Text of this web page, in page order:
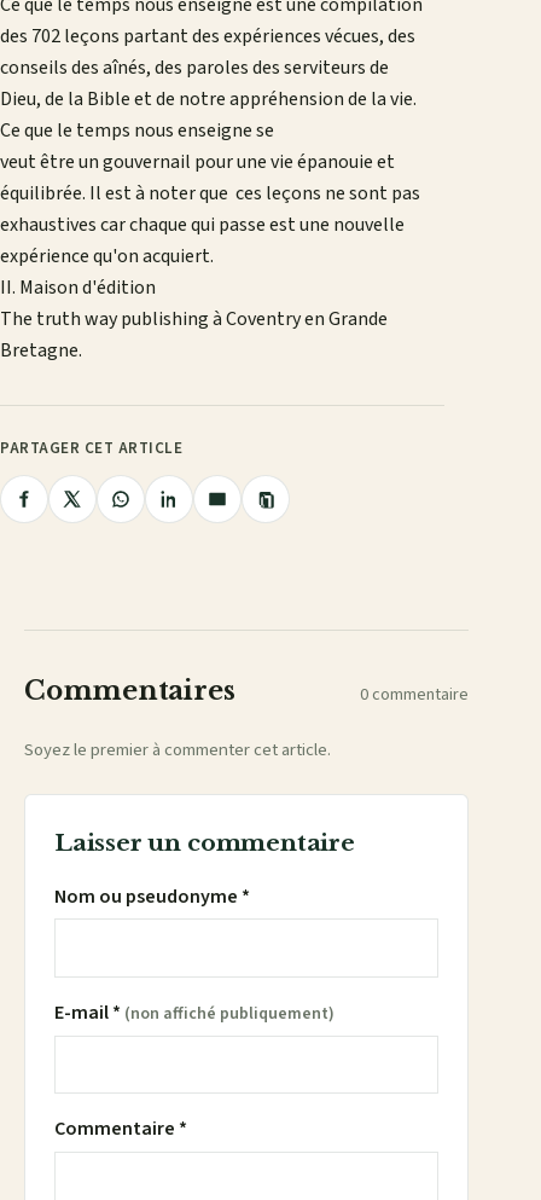
des 702 leçons partant des expériences vécues, des
conseils des aînés, des paroles des serviteurs de
Dieu, de la Bible et de notre appréhension de la vie.
Ce que le temps nous enseigne se
veut être un gouvernail pour une vie épanouie et
équilibrée. Il est à noter que ces leçons ne sont pas
exhaustives car chaque qui passe est une nouvelle
expérience qu'on acquiert.
II. Maison d'édition
The truth way publishing à Coventry en Grande
Bretagne.
PARTAGER CET ARTICLE
PartagerPartagerPartagerPartagerPartager
Copier
le
Commentaires 0 commentaire
Soyez le premier à commenter cet article.
Laisser un commentaire
Nom ou pseudonyme *
E-mail * (non affiché publiquement)
Commentaire *